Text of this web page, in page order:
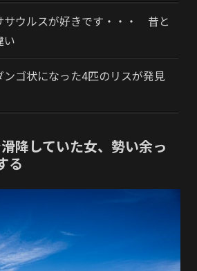
サウルスが好きです・・・ 昔と
い
ゴ状になった4匹のリスが発見
滑降していた女、勢い余っ
る